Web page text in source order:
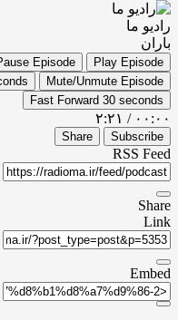
رادیو ما
باران
Play Episode
Episode
Mute/Unmute Episode
Fast Forward 30 seconds
۰۰:۰۰ / ۲:۲۱
Subscribe
Share
RSS Feed
Share
Link
Embed